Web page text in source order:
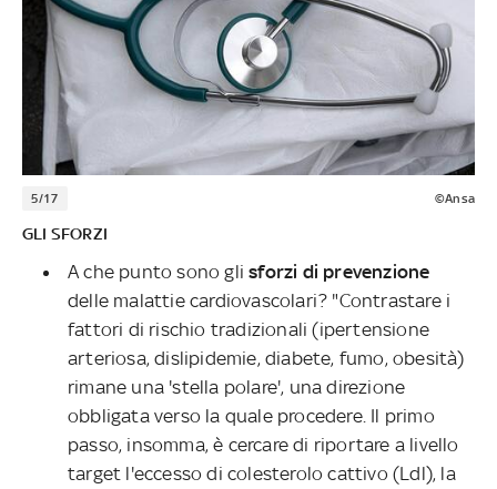
5/17 ©Ansa
GLI SFORZI
A che punto sono gli sforzi di prevenzione
delle malattie cardiovascolari? "Contrastare i
fattori di rischio tradizionali (ipertensione
arteriosa, dislipidemie, diabete, fumo, obesità)
rimane una 'stella polare', una direzione
obbligata verso la quale procedere. Il primo
passo, insomma, è cercare di riportare a livello
target l'eccesso di colesterolo cattivo (Ldl), la